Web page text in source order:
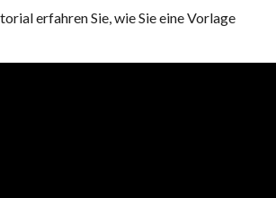
erfahren Sie, wie Sie eine Vorlage